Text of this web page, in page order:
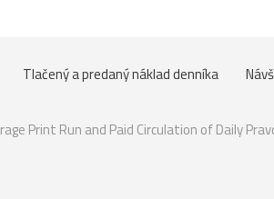
Tlačený a predaný náklad denníka
Print Run and Paid Circulation of Daily